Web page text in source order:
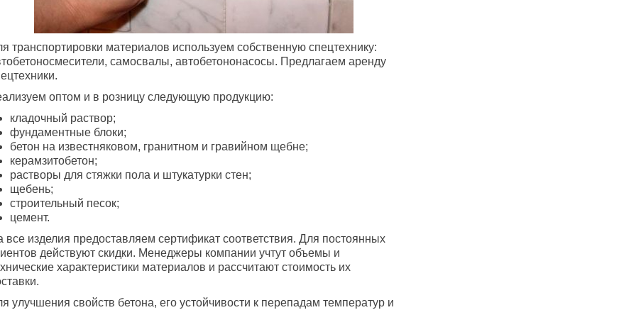
транспортировки материалов используем собственную спецтехнику:
самосвалы, автобетононасосы. Предлагаем аренду
оптом и в розницу следующую продукцию:
кладочный раствор;
фундаментные блоки;
бетон на известняковом, гранитном и гравийном щебне;
керамзитобетон;
растворы для стяжки пола и штукатурки стен;
щебень;
строительный песок;
цемент.
все изделия предоставляем сертификат соответствия. Для постоянных
действуют скидки. Менеджеры компании учтут объемы и
характеристики материалов и рассчитают стоимость их
улучшения свойств бетона, его устойчивости к перепадам температур и